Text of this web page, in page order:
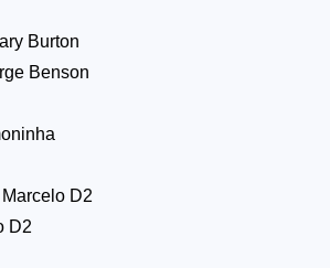
Burton
Benson
D2
D2